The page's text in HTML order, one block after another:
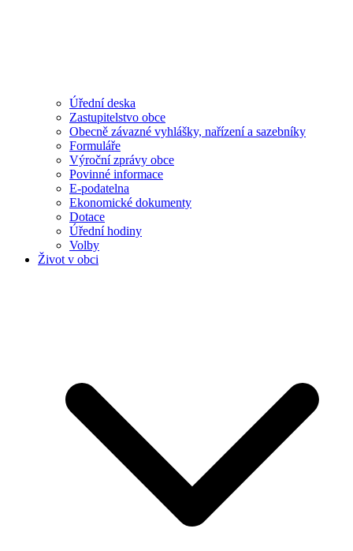
Úřední deska
Zastupitelstvo obce
Obecně závazné vyhlášky, nařízení a sazebníky
Formuláře
Výroční zprávy obce
Povinné informace
E-podatelna
Ekonomické dokumenty
Dotace
Úřední hodiny
Volby
Život v obci